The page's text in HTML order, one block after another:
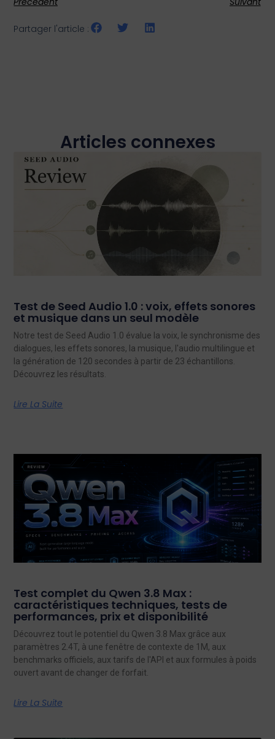
Partager l'article :
Articles connexes
Test de Seed Audio 1.0 : voix, effets sonores
et musique dans un seul modèle
Notre test de Seed Audio 1.0 évalue la voix, le synchronisme des
dialogues, les effets sonores, la musique, l'audio multilingue et
la génération de 120 secondes à partir de 23 échantillons.
Découvrez les résultats.
Lire La Suite
Test complet du Qwen 3.8 Max :
caractéristiques techniques, tests de
performances, prix et disponibilité
Découvrez tout le potentiel du Qwen 3.8 Max grâce aux
paramètres 2.4T, à une fenêtre de contexte de 1M, aux
benchmarks officiels, aux tarifs de l'API et aux formules à poids
ouvert avant de changer de forfait.
Lire La Suite